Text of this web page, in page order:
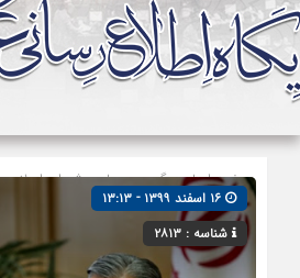
صفحه اصلی» گروه »مجلس شورای اسلامی
شناسه : ۲۸۱۳